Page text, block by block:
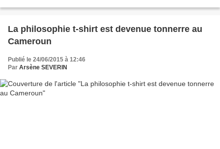
La philosophie t-shirt est devenue tonnerre au
Cameroun
Publié le 24/06/2015 à 12:46
Par Arsène SEVERIN